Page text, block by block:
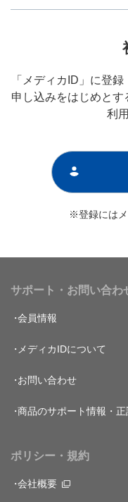
「メディカID」に登
申し込みをはじめと
利
※登録にはメ
サポート・お問い合わ
会員情報
メディカIDについて
お問い合わせ
商品のサポート情報・正
ポリシー・規約
会社概要